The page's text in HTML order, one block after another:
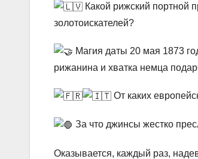
Какой рижский портной
золотоискателей?
Магия даты 20 мая 1873
рижанина и хватка немца
От каких
За что джинсы жестко
Оказывается, каждый раз,